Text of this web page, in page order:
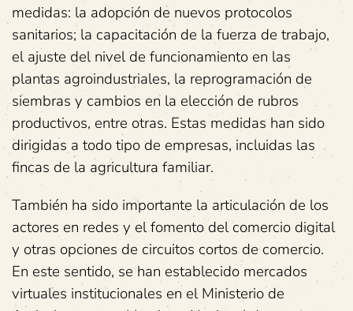
medidas: la adopción de nuevos protocolos
sanitarios; la capacitación de la fuerza de trabajo,
el ajuste del nivel de funcionamiento en las
plantas agroindustriales, la reprogramación de
siembras y cambios en la elección de rubros
productivos, entre otras. Estas medidas han sido
dirigidas a todo tipo de empresas, incluidas las
fincas de la agricultura familiar.
También ha sido importante la articulación de los
actores en redes y el fomento del comercio digital
y otras opciones de circuitos cortos de comercio.
En este sentido, se han establecido mercados
virtuales institucionales en el Ministerio de